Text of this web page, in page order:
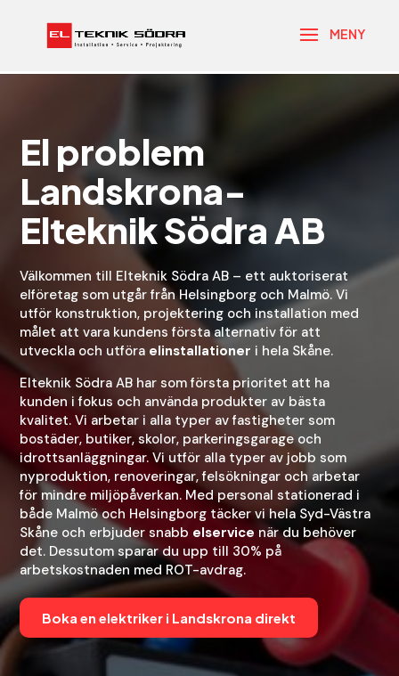
El problem
Landskrona-
Elteknik Södra AB
Välkommen till Elteknik Södra AB – ett auktoriserat
elföretag som utgår från Helsingborg och Malmö. Vi
utför konstruktion, projektering och installation med
målet att vara kundens första alternativ för att
utveckla och utföra elinstallationer i hela Skåne.
Elteknik Södra AB har som första prioritet att ha
kunden i fokus och använda produkter av bästa
kvalitet. Vi arbetar i alla typer av fastigheter som
bostäder, butiker, skolor, parkeringsgarage och
idrottsanläggningar. Vi utför alla typer av jobb som
nyproduktion, renoveringar, felsökningar och arbetar
för mindre miljöpåverkan. Med personal stationerad i
både Malmö och Helsingborg täcker vi hela Syd-Västra
Skåne och erbjuder snabb elservice när du behöver
det. Dessutom sparar du upp till 30% på
arbetskostnaden med ROT-avdrag.
Boka en elektriker i Landskrona direkt